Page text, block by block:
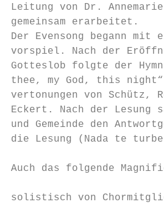
Leitung von Dr.
gemeinsam
Der Evensong begann mit
vorspiel. Nach der
Gotteslob folgte der
thee, my God, this
vertonungen von
Eckert. Nach der
und Gemeinde den
die Lesung (Nada te
Auch das folgende
solistisch von